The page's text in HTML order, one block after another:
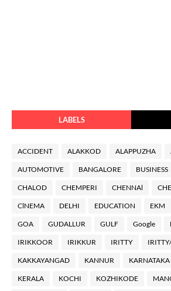
LABELS
ACCIDENT ALAKKOD ALAPPUZHA
AUTOMOTIVE BANGALORE BUSINESS
CHALOD CHEMPERI CHENNAl
ClNEMA DELHI EDUCATION EKM
GOA GUDALLUR GULF Google
IRIKKOOR IRIKKUR IRITTY
KAKKAYANGAD KANNUR KARNATAKA
KERALA KOCHI KOZHIKODE